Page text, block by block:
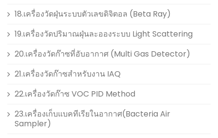
18.เครื่องวัดฝุ่นระบบตัวเลขดิจิตอล (Beta Ray)
19.เครื่องวัดปริมาณฝุ่นละอองระบบ Light Scattering
20.เครื่องวัดก๊าซที่อับอากาศ (Multi Gas Detector)
21.เครื่องวัดก๊าซสำหรับงาน IAQ
22.เครื่องวัดก๊าซ VOC PID Method
23.เครื่องเก็บแบคทีเรียในอากาศ(Bacteria Air
Sampler)